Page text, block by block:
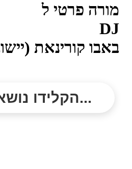
מורה פרטי ל
DJ
באבו קורינאת
הקלידו נושא לימוד...